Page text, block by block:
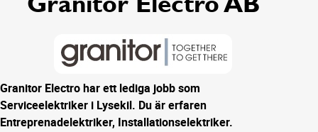
Granitor Electro har ett lediga jobb som
Serviceelektriker i Lysekil. Du är erfaren
Entreprenadelektriker, Installationselektriker.